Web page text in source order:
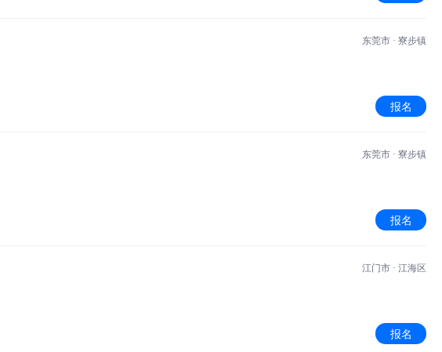
东莞市 · 寮步镇
报名
东莞市 · 寮步镇
报名
江门市 · 江海区
报名